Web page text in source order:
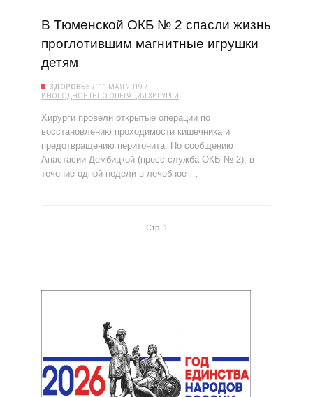
В Тюменской ОКБ № 2 спасли жизнь
проглотившим магнитные игрушки
детям
ЗДОРОВЬЕ
11 МАЯ 2019
ИНОРОДНОЕ ТЕЛО ОПЕРАЦИЯ ХИРУРГИ
Хирурги провели открытые операции по
восстановлению проходимости кишечника и
предотвращению перитонита. По сообщению
Анастасии Дембицкой (пресс-служба ОКБ № 2), в
течение одной недели в лечебное …
Стр. 1